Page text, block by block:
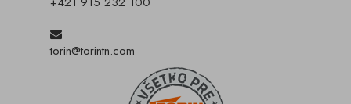
torin@torintn.com